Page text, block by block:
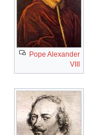
Pope Alexander
VIII